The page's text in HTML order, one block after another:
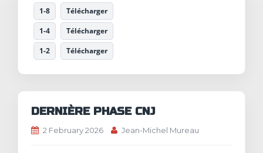
1-8
Télécharger
1-4
Télécharger
1-2
Télécharger
DERNIÈRE PHASE CNJ
2 February 2026 Jean-Michel Mureau